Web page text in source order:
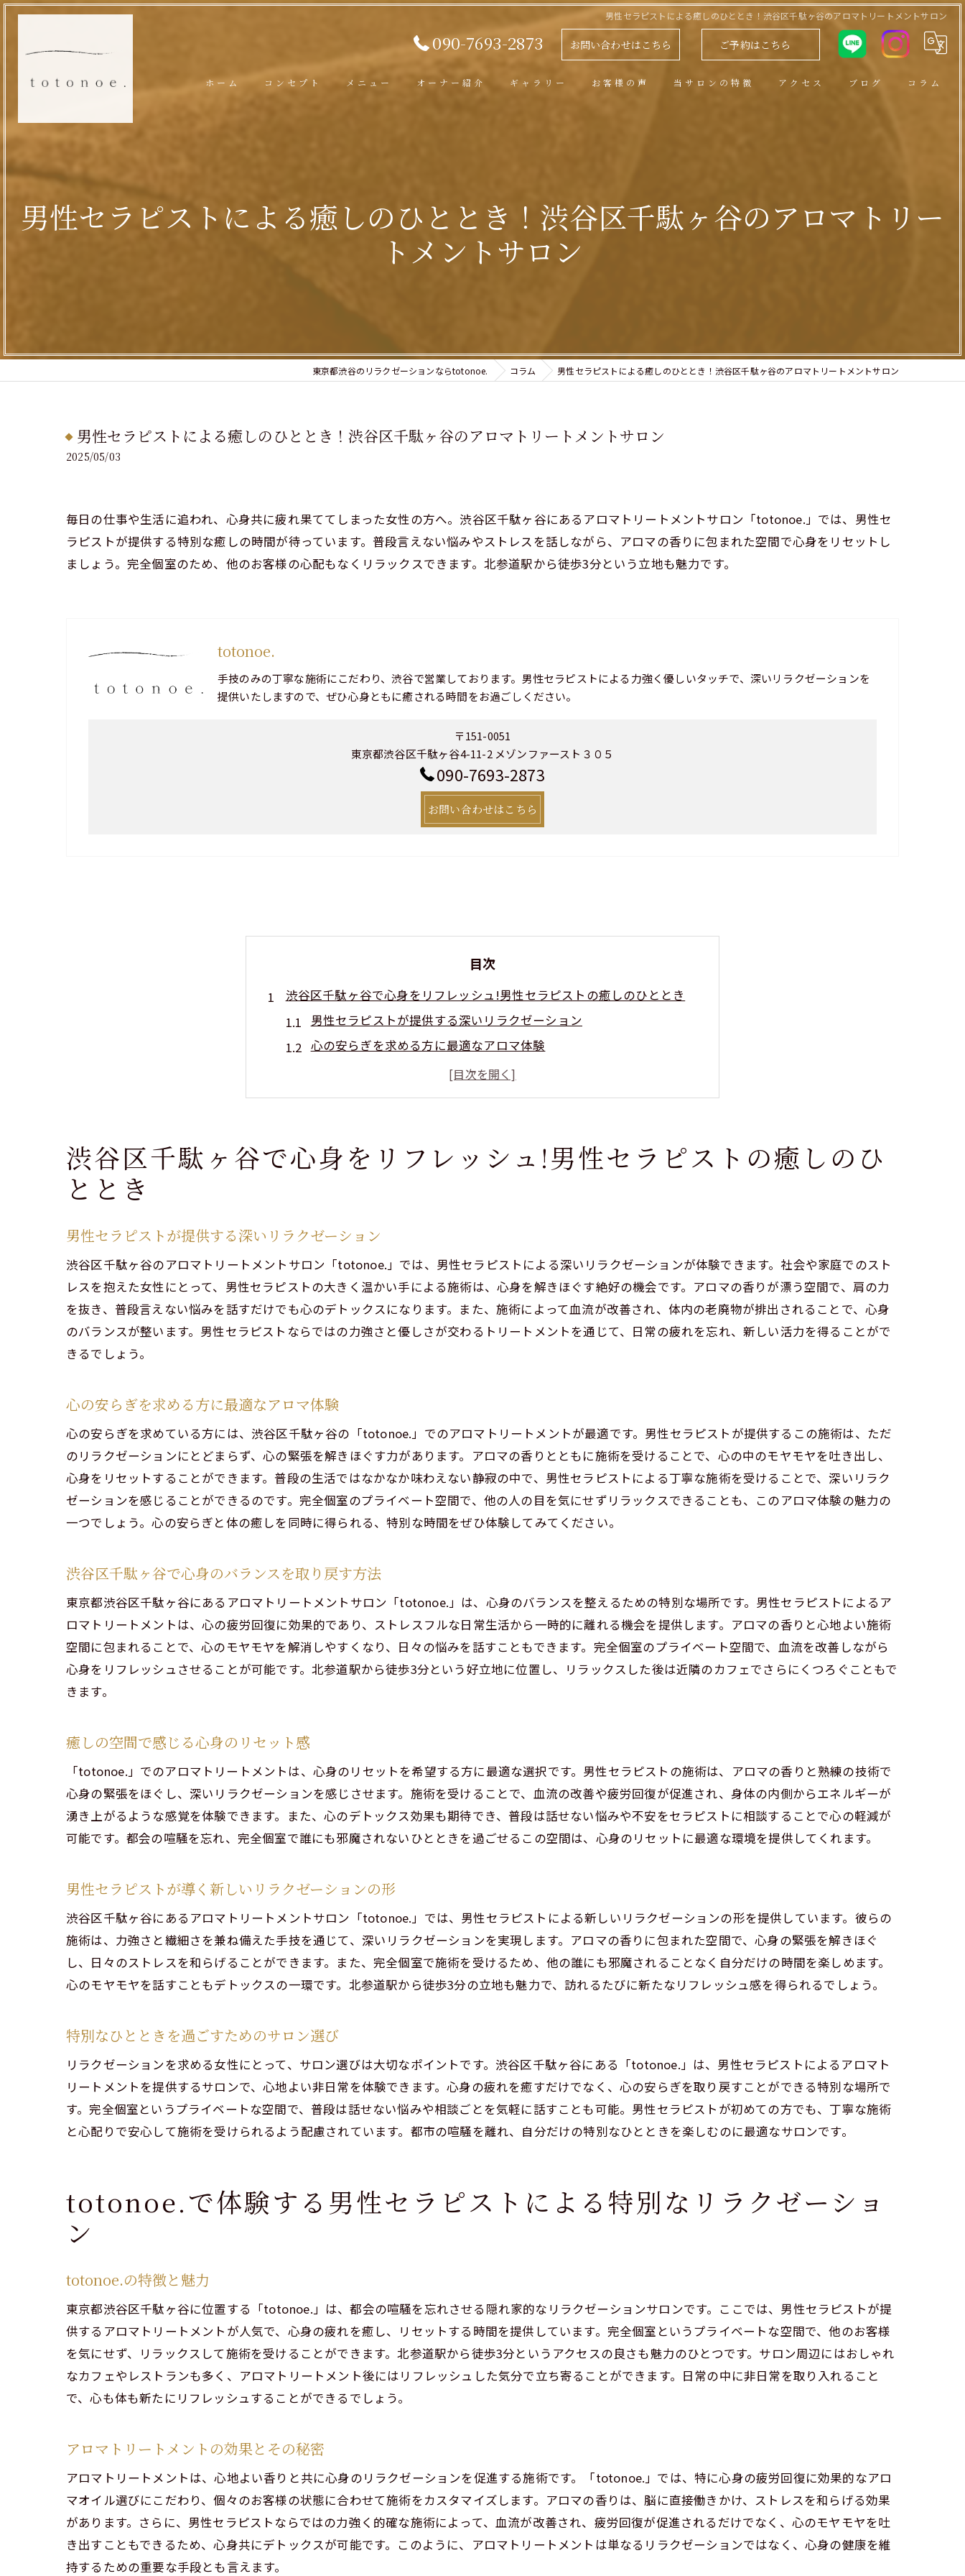
男性セラピストによる癒しのひととき！渋谷区千駄ヶ谷のアロマトリートメントサロン
090-7693-2873 お問い合わせはこちら ご予約はこちら
ホーム コンセプト メニュー オーナー紹介 ギャラリー お客様の声 当サロンの特徴
小顔
アクセス ブログ コラム
男性セラピストによる癒しのひととき！渋谷区千駄ヶ谷のアロマトリー
トメントサロン
東京都渋谷のリラクゼーションならtotonoe. コラム 男性セラピストによる癒しのひととき！渋谷区千駄ヶ谷のアロマトリートメントサロン
男性セラピストによる癒しのひととき！渋谷区千駄ヶ谷のアロマトリートメントサロン
2025/05/03
毎日の仕事や生活に追われ、心身共に疲れ果ててしまった女性の方へ。渋谷区千駄ヶ谷にあるアロマトリートメントサロン「totonoe.」では、男性セ
ラピストが提供する特別な癒しの時間が待っています。普段言えない悩みやストレスを話しながら、アロマの香りに包まれた空間で心身をリセットし
ましょう。完全個室のため、他のお客様の心配もなくリラックスできます。北参道駅から徒歩3分という立地も魅力です。
totonoe.
手技のみの丁寧な施術にこだわり、渋谷で営業しております。男性セラピストによる力強く優しいタッチで、深いリラクゼーションを
提供いたしますので、ぜひ心身ともに癒される時間をお過ごしください。
〒151-0051
東京都渋谷区千駄ヶ谷4-11-2 メゾンファースト３０５
090-7693-2873
お問い合わせはこちら
目次
渋谷区千駄ヶ谷で心身をリフレッシュ!男性セラピストの癒しのひととき
男性セラピストが提供する深いリラクゼーション
心の安らぎを求める方に最適なアロマ体験
渋谷区千駄ヶ谷で心身のバランスを取り戻す方法
癒しの空間で感じる心身のリセット感
特別なひとときを過ごすためのサロン選び
totonoe.で体験する男性セラピストによる特別なリラクゼーション
男性セラピストによるケアのメリットとは
totonoe.での体験者の声と口コミ
リラクゼーションがもたらす心身への影響
totonoe.のアクセス情報と周辺スポット
アロマトリートメントがもたらす至福の時
渋谷区千駄ヶ谷での特別な時間の過ごし方
アロマトリートメントが心身に与える変化
totonoe.の施設と設備について
北参道駅近くの隠れ家サロンで非日常のリラクゼーションを
サロンまでの簡単なアクセス方法
非日常を感じる癒しの空間作り
サロン周辺のおすすめカフェやレストラン
隠れ家サロンの選び方とポイント
北参道での特別な休日の過ごし方
心のデトックスを促進するリラックステクニック
心のモヤモヤを解消するためのアロマの選び方
デトックスを意識したアロマトリートメントの流れ
心のケアにおすすめのアロマオイル
仕事帰りにも立ち寄れるリラクゼーションサロン
ストレス対策としてのアロマトリートメント活用法
渋谷区千駄ヶ谷でのリラックスの選択肢
totonoe.でのストレス解消の実例
totonoe.での施術がもたらす心地よい変化
新しいリラクゼーションの形とは
男性セラピストによる施術の特徴
アロマトリートメントがもたらす健康への影響
totonoe.での体験が新しい日常を創る
施術中に心がけたいリラックステクニック
プライベート空間だからこそ得られる安心感
totonoe.での特別な体験を最大限に楽しむために
男性セラピストが提案するリラクゼーションの未来
渋谷区千駄ヶ谷で心身をリフレッシュ!男性セラピストの癒しのひ
ととき
男性セラピストが提供する深いリラクゼーション
渋谷区千駄ヶ谷のアロマトリートメントサロン「totonoe.」では、男性セラピストによる深いリラクゼーションが体験できます。社会や家庭でのスト
レスを抱えた女性にとって、男性セラピストの大きく温かい手による施術は、心身を解きほぐす絶好の機会です。アロマの香りが漂う空間で、肩の力
を抜き、普段言えない悩みを話すだけでも心のデトックスになります。また、施術によって血流が改善され、体内の老廃物が排出されることで、心身
のバランスが整います。男性セラピストならではの力強さと優しさが交わるトリートメントを通じて、日常の疲れを忘れ、新しい活力を得ることがで
きるでしょう。
心の安らぎを求める方に最適なアロマ体験
心の安らぎを求めている方には、渋谷区千駄ヶ谷の「totonoe.」でのアロマトリートメントが最適です。男性セラピストが提供するこの施術は、ただ
のリラクゼーションにとどまらず、心の緊張を解きほぐす力があります。アロマの香りとともに施術を受けることで、心の中のモヤモヤを吐き出し、
心身をリセットすることができます。普段の生活ではなかなか味わえない静寂の中で、男性セラピストによる丁寧な施術を受けることで、深いリラク
ゼーションを感じることができるのです。完全個室のプライベート空間で、他の人の目を気にせずリラックスできることも、このアロマ体験の魅力の
一つでしょう。心の安らぎと体の癒しを同時に得られる、特別な時間をぜひ体験してみてください。
渋谷区千駄ヶ谷で心身のバランスを取り戻す方法
東京都渋谷区千駄ヶ谷にあるアロマトリートメントサロン「totonoe.」は、心身のバランスを整えるための特別な場所です。男性セラピストによるア
ロマトリートメントは、心の疲労回復に効果的であり、ストレスフルな日常生活から一時的に離れる機会を提供します。アロマの香りと心地よい施術
空間に包まれることで、心のモヤモヤを解消しやすくなり、日々の悩みを話すこともできます。完全個室のプライベート空間で、血流を改善しながら
心身をリフレッシュさせることが可能です。北参道駅から徒歩3分という好立地に位置し、リラックスした後は近隣のカフェでさらにくつろぐこともで
きます。
癒しの空間で感じる心身のリセット感
「totonoe.」でのアロマトリートメントは、心身のリセットを希望する方に最適な選択です。男性セラピストの施術は、アロマの香りと熟練の技術で
心身の緊張をほぐし、深いリラクゼーションを感じさせます。施術を受けることで、血流の改善や疲労回復が促進され、身体の内側からエネルギーが
湧き上がるような感覚を体験できます。また、心のデトックス効果も期待でき、普段は話せない悩みや不安をセラピストに相談することで心の軽減が
可能です。都会の喧騒を忘れ、完全個室で誰にも邪魔されないひとときを過ごせるこの空間は、心身のリセットに最適な環境を提供してくれます。
男性セラピストが導く新しいリラクゼーションの形
渋谷区千駄ヶ谷にあるアロマトリートメントサロン「totonoe.」では、男性セラピストによる新しいリラクゼーションの形を提供しています。彼らの
施術は、力強さと繊細さを兼ね備えた手技を通じて、深いリラクゼーションを実現します。アロマの香りに包まれた空間で、心身の緊張を解きほぐ
し、日々のストレスを和らげることができます。また、完全個室で施術を受けるため、他の誰にも邪魔されることなく自分だけの時間を楽しめます。
心のモヤモヤを話すこともデトックスの一環です。北参道駅から徒歩3分の立地も魅力で、訪れるたびに新たなリフレッシュ感を得られるでしょう。
特別なひとときを過ごすためのサロン選び
リラクゼーションを求める女性にとって、サロン選びは大切なポイントです。渋谷区千駄ヶ谷にある「totonoe.」は、男性セラピストによるアロマト
リートメントを提供するサロンで、心地よい非日常を体験できます。心身の疲れを癒すだけでなく、心の安らぎを取り戻すことができる特別な場所で
す。完全個室というプライベートな空間で、普段は話せない悩みや相談ごとを気軽に話すことも可能。男性セラピストが初めての方でも、丁寧な施術
と心配りで安心して施術を受けられるよう配慮されています。都市の喧騒を離れ、自分だけの特別なひとときを楽しむのに最適なサロンです。
totonoe.で体験する男性セラピストによる特別なリラクゼーショ
ン
totonoe.の特徴と魅力
東京都渋谷区千駄ヶ谷に位置する「totonoe.」は、都会の喧騒を忘れさせる隠れ家的なリラクゼーションサロンです。ここでは、男性セラピストが提
供するアロマトリートメントが人気で、心身の疲れを癒し、リセットする時間を提供しています。完全個室というプライベートな空間で、他のお客様
を気にせず、リラックスして施術を受けることができます。北参道駅から徒歩3分というアクセスの良さも魅力のひとつです。サロン周辺にはおしゃれ
なカフェやレストランも多く、アロマトリートメント後にはリフレッシュした気分で立ち寄ることができます。日常の中に非日常を取り入れること
で、心も体も新たにリフレッシュすることができるでしょう。
アロマトリートメントの効果とその秘密
アロマトリートメントは、心地よい香りと共に心身のリラクゼーションを促進する施術です。「totonoe.」では、特に心身の疲労回復に効果的なアロ
マオイル選びにこだわり、個々のお客様の状態に合わせて施術をカスタマイズします。アロマの香りは、脳に直接働きかけ、ストレスを和らげる効果
があります。さらに、男性セラピストならではの力強く的確な施術によって、血流が改善され、疲労回復が促進されるだけでなく、心のモヤモヤを吐
き出すこともできるため、心身共にデトックスが可能です。このように、アロマトリートメントは単なるリラクゼーションではなく、心身の健康を維
持するための重要な手段とも言えます。